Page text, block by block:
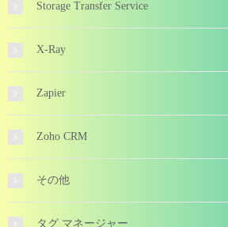
Storage Transfer Service
X-Ray
Zapier
Zoho CRM
その他
タグ マネージャー